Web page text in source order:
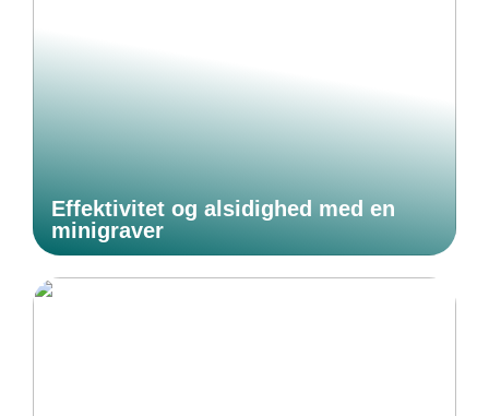
Effektivitet og alsidighed med en
minigraver